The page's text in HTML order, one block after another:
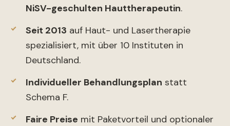
NiSV-geschulten Hauttherapeutin.
Seit 2013 auf Haut- und Lasertherapie
spezialisiert, mit über 10 Instituten in
Deutschland.
Individueller Behandlungsplan statt
Schema F.
Faire Preise mit Paketvorteil und optionaler